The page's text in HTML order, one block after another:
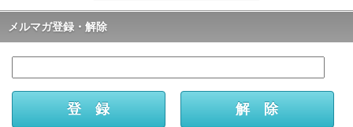
メルマガ登録・解除